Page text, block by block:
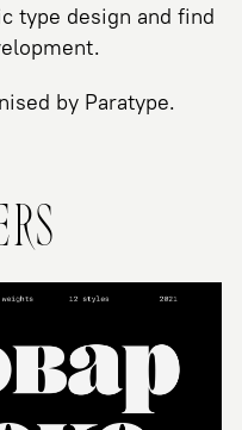
type design and find
by Paratype.